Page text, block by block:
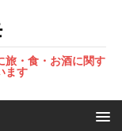
旅・食・お酒に関す
ます